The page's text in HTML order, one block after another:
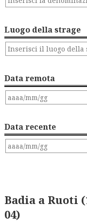
Luogo della strage
Data remota
Data recente
Badia a Ruoti
04)